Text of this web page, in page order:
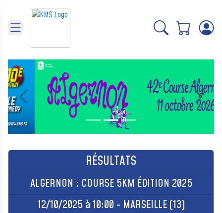
Précédent Suivant
RÉSULTATS
ALGERNON : COURSE 5KM ÉDITION 2025
12/10/2025 à 10:00 - MARSEILLE (13)
Panneau de gestion des cookies